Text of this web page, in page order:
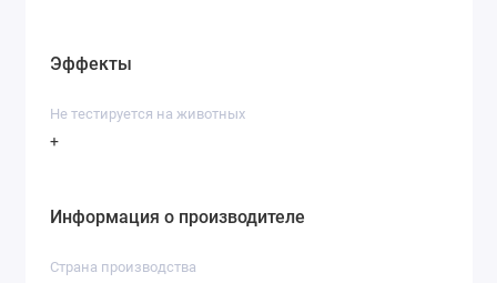
Эффекты
Не тестируется на животных
+
Информация о производителе
Страна производства